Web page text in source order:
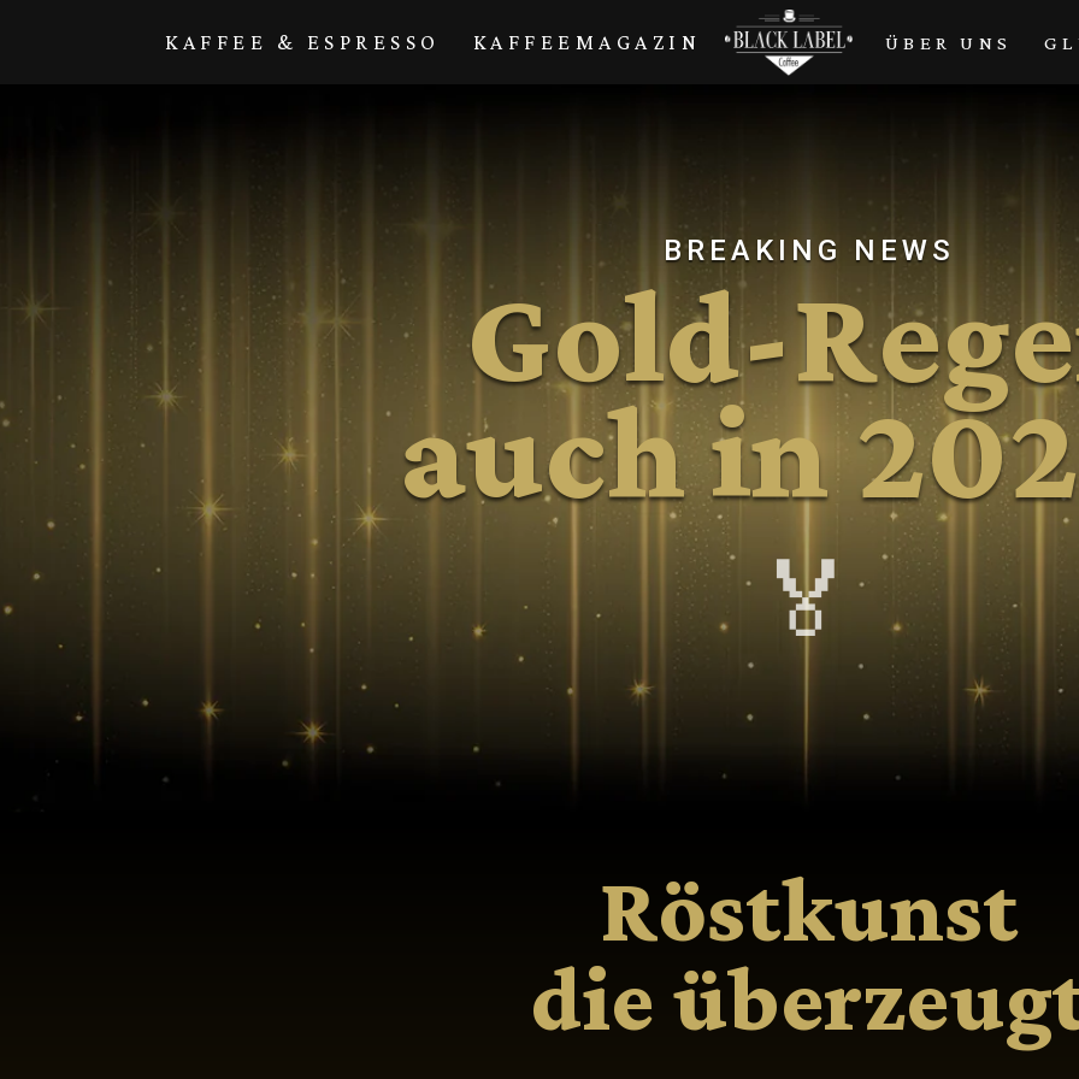
KAFFEE & ESPRESSO KAFFEEMAGAZIN ÜBER UNS
BREAKING NEWS
Gold-
auch in
🏅
Röstkunst
die